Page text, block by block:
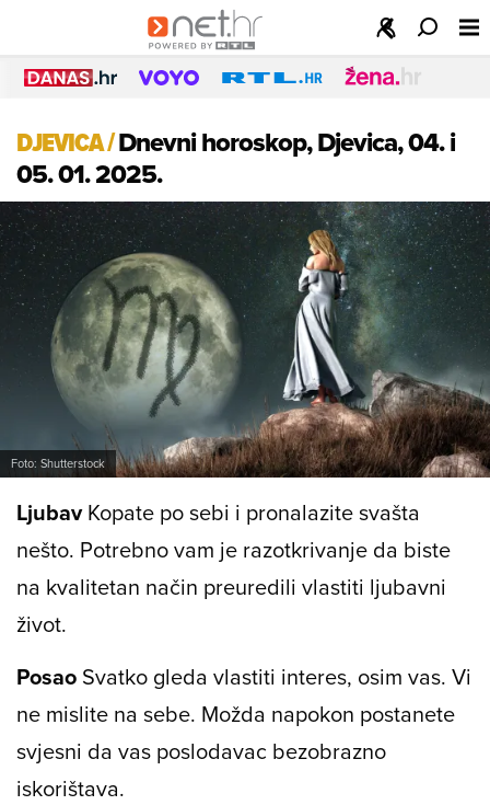
DJEVICA/Dnevni horoskop, Djevica, 04. i
05. 01. 2025.
Foto: Shutterstock
LjubavKopate po sebi i pronalazite svašta
nešto. Potrebno vam je razotkrivanje da biste
na kvalitetan način preuredili vlastiti ljubavni
život.
Posao Svatko gleda vlastiti interes, osim vas. Vi
ne mislite na sebe. Možda napokon postanete
svjesni da vas poslodavac bezobrazno
iskorištava.